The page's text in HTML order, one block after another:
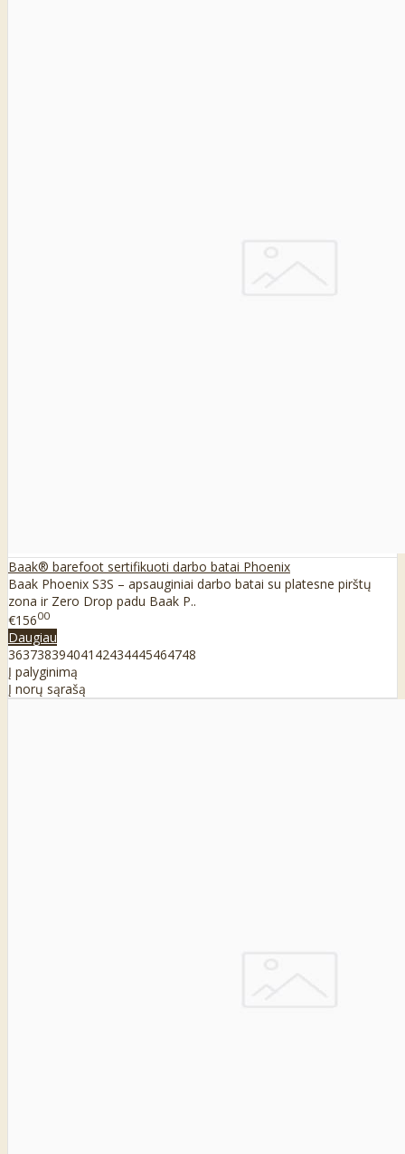
Baak® barefoot sertifikuoti darbo batai Phoenix
Baak Phoenix S3S – apsauginiai darbo batai su platesne pirštų
zona ir Zero Drop padu Baak P..
€15600
Daugiau
363738394041 42434445464748
Į palyginimą
Į norų sąrašą